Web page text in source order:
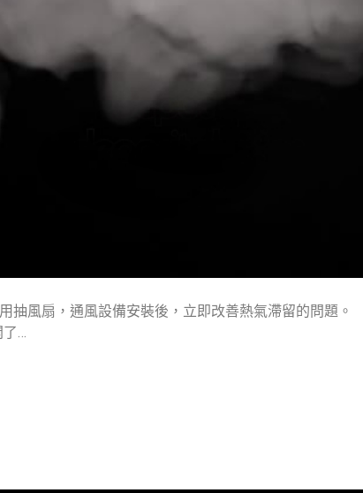
抽風扇，通風設備安裝後，立即改善熱氣滯留的問題。
了…